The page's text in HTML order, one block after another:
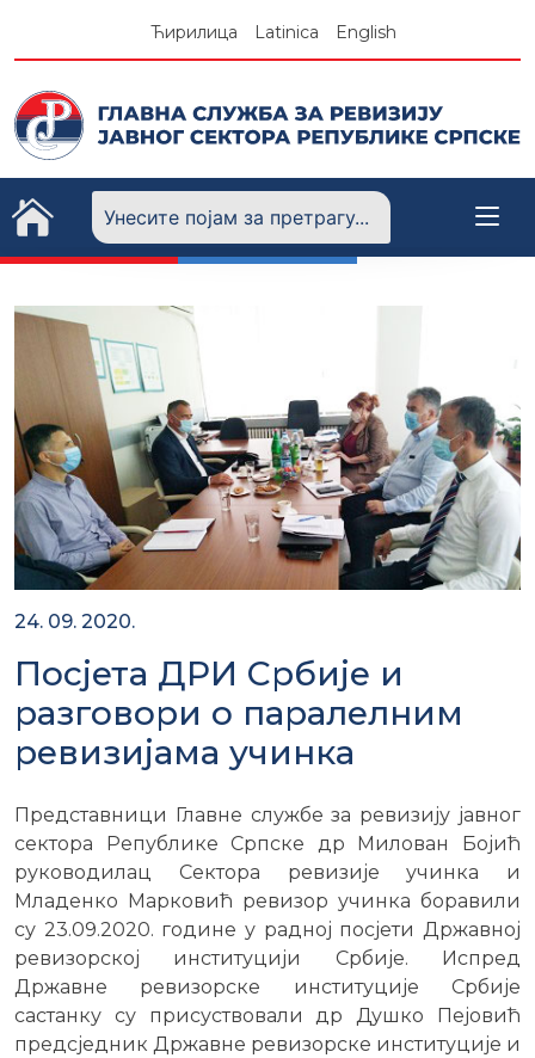
Ћирилица Latinica English
24. 09. 2020.
Посјета ДРИ Србије и
разговори о паралелним
ревизијама учинка
Представници Главне службе за ревизију јавног
сектора Републике Српске др Милован Бојић
руководилац Сектора ревизије учинка и
Младенко Марковић ревизор учинка боравили
су 23.09.2020. године у радној посјети Државној
ревизорској институцији Србије. Испред
Државне ревизорске институције Србије
састанку су присуствовали др Душко Пејовић
предсједник Државне ревизорске институције и